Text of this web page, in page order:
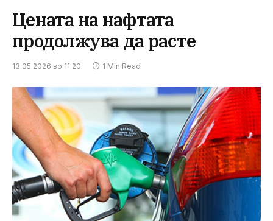
Цената на нафтата
продолжува да расте
13.05.2026 во 11:20 1 Min Read